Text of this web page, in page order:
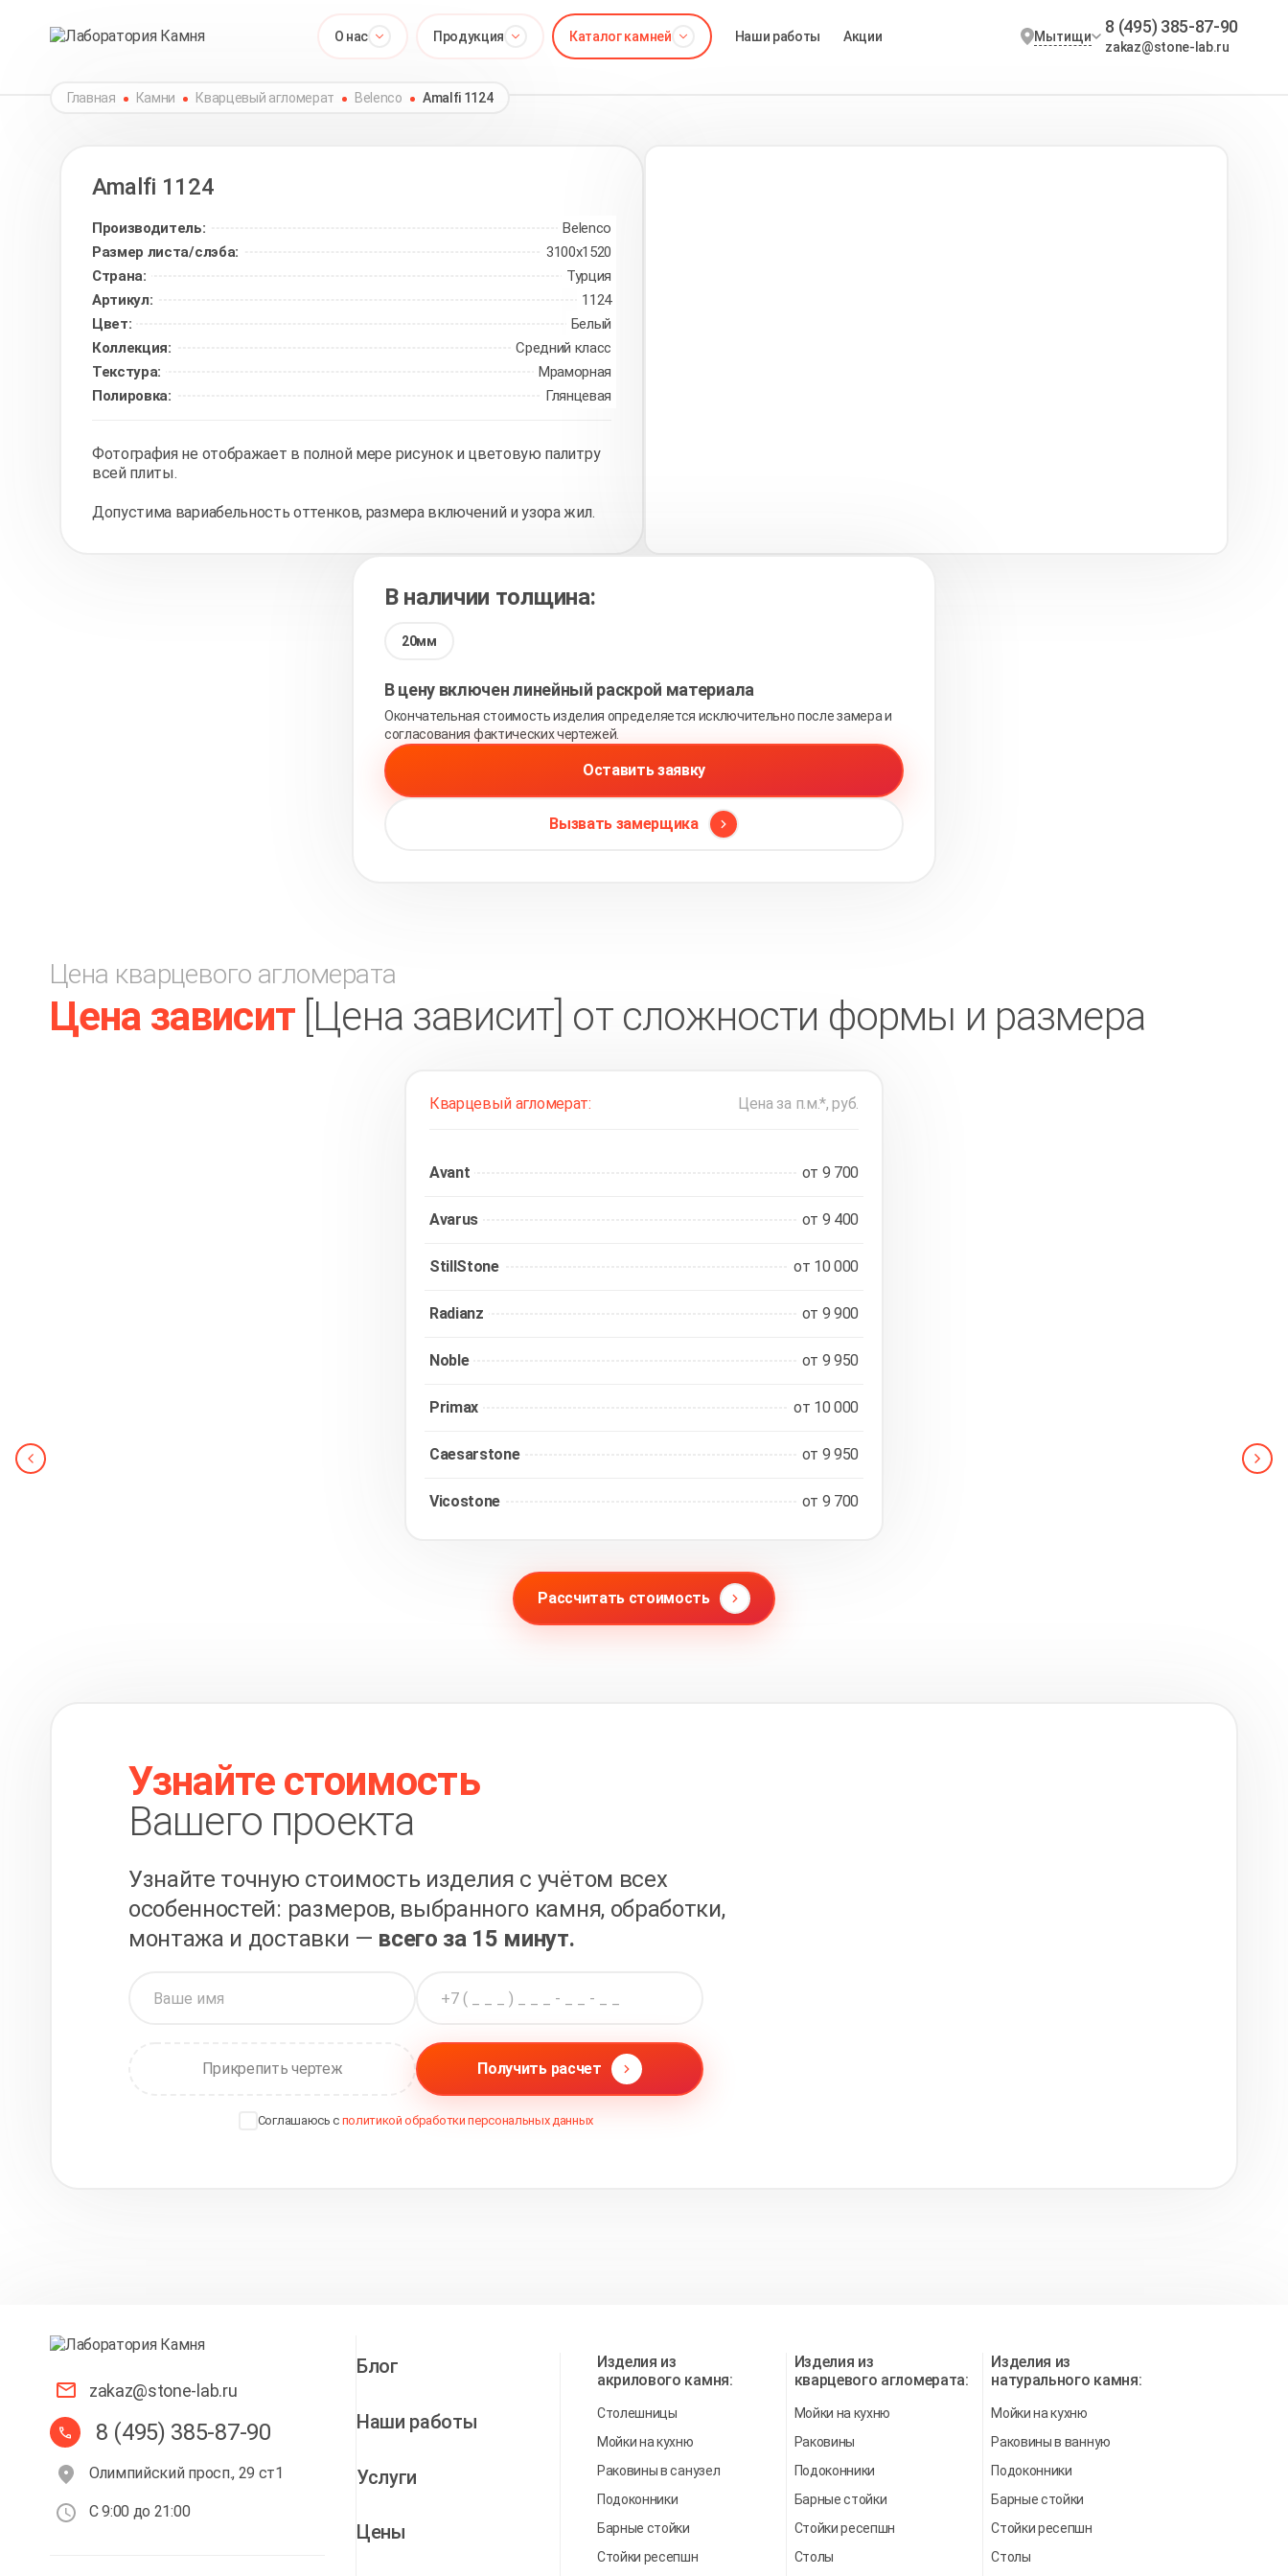
О нас Продукция Каталог камней Наши работы Акции Мытищи 8 (495) 385-87-90
zakaz@stone-lab.ru
Главная Камни Кварцевый агломерат Belenco Amalfi 1124
Amalfi 1124
Производитель:
Belenco
Размер листа/слэба:
3100х1520
Страна:
Турция
Артикул:
1124
Цвет:
Белый
Коллекция:
Средний класс
Текстура:
Мраморная
Полировка:
Глянцевая
Фотография не отображает в полной мере рисунок и цветовую палитру
всей плиты.
Допустима вариабельность оттенков, размера включений и узора жил.
В наличии толщина:
20мм
В цену включен линейный раскрой материала
Окончательная стоимость изделия определяется исключительно после замера и
согласования фактических чертежей.
Оставить заявку
Вызвать замерщика
Цена кварцевого агломерата
Цена зависит[Цена зависит] от сложности формы и размера
Кварцевый агломерат: Цена за п.м.*, руб.
Avant от 9 700
Avarus от 9 400
StillStone от 10 000
Radianz от 9 900
Noble от 9 950
Primax от 10 000
Caesarstone от 9 950
Vicostone от 9 700
Рассчитать стоимость
Узнайте стоимость
Вашего проекта
Узнайте точную стоимость изделия с учётом всех
особенностей: размеров, выбранного камня, обработки,
монтажа и доставки — всего за 15 минут.
Прикрепить чертеж Получить расчет
Соглашаюсь с политикой обработки персональных данных
zakaz@stone-lab.ru
8 (495) 385-87-90
Олимпийский просп., 29 ст1
С 9:00 до 21:00
Блог
Наши работы
Услуги
Цены
Изделия из
акрилового камня:
Столешницы
Мойки на кухню
Раковины в санузел
Подоконники
Барные стойки
Стойки ресепшн
Изделия из
кварцевого агломерата:
Мойки на кухню
Раковины
Подоконники
Барные стойки
Стойки ресепшн
Столы
Изделия из
натурального камня:
Мойки на кухню
Раковины в ванную
Подоконники
Барные стойки
Стойки ресепшн
Столы